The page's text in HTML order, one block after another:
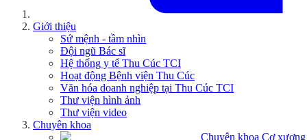
Giới thiệu
Sứ mệnh - tầm nhìn
Đội ngũ Bác sĩ
Hệ thống y tế Thu Cúc TCI
Hoạt động Bệnh viện Thu Cúc
Văn hóa doanh nghiệp tại Thu Cúc TCI
Thư viện hình ảnh
Thư viện video
Chuyên khoa
Chuyên khoa Cơ